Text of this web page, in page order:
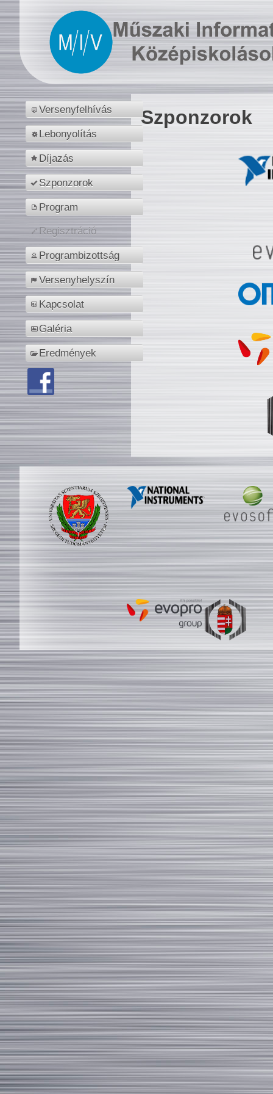
Versenyfelhívás
Lebonyolítás
Díjazás
Szponzorok
Program
Regisztráció
Programbizottság
Versenyhelyszín
Kapcsolat
Galéria
Eredmények
Szponzorok